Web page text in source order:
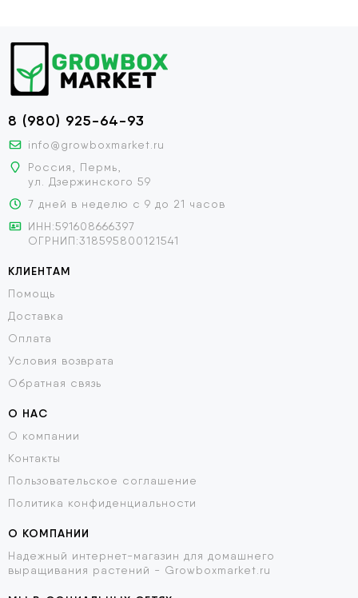
8 (980) 925-64-93
info@growboxmarket.ru
Россия, Пермь,
ул. Дзержинского 59
7 дней в неделю с 9 до 21 часов
ИНН:591608666397
ОГРНИП:318595800121541
КЛИЕНТАМ
Помощь
Доставка
Оплата
Условия возврата
Обратная связь
О НАС
О компании
Контакты
Пользовательское соглашение
Политика конфиденциальности
О КОМПАНИИ
Надежный интернет-магазин для домашнего
выращивания растений - Growboxmarket.ru